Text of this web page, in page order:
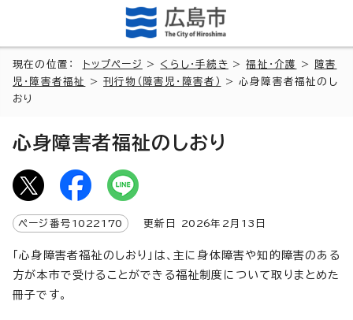
現在の位置： トップページ > くらし・手続き >福祉・介護 >
障害
児・障害者福祉
>刊行物（障害児・障害者）
> 心身障害者福祉のし
おり
心身障害者福祉のしおり
ページ番号 1022170 更新日 2026年2月 13 日
「心身障害者福祉のしおり」は、主に身体障害や知的障害のある
方が本市で受けることができる福祉制度について取りまとめた
冊子です。